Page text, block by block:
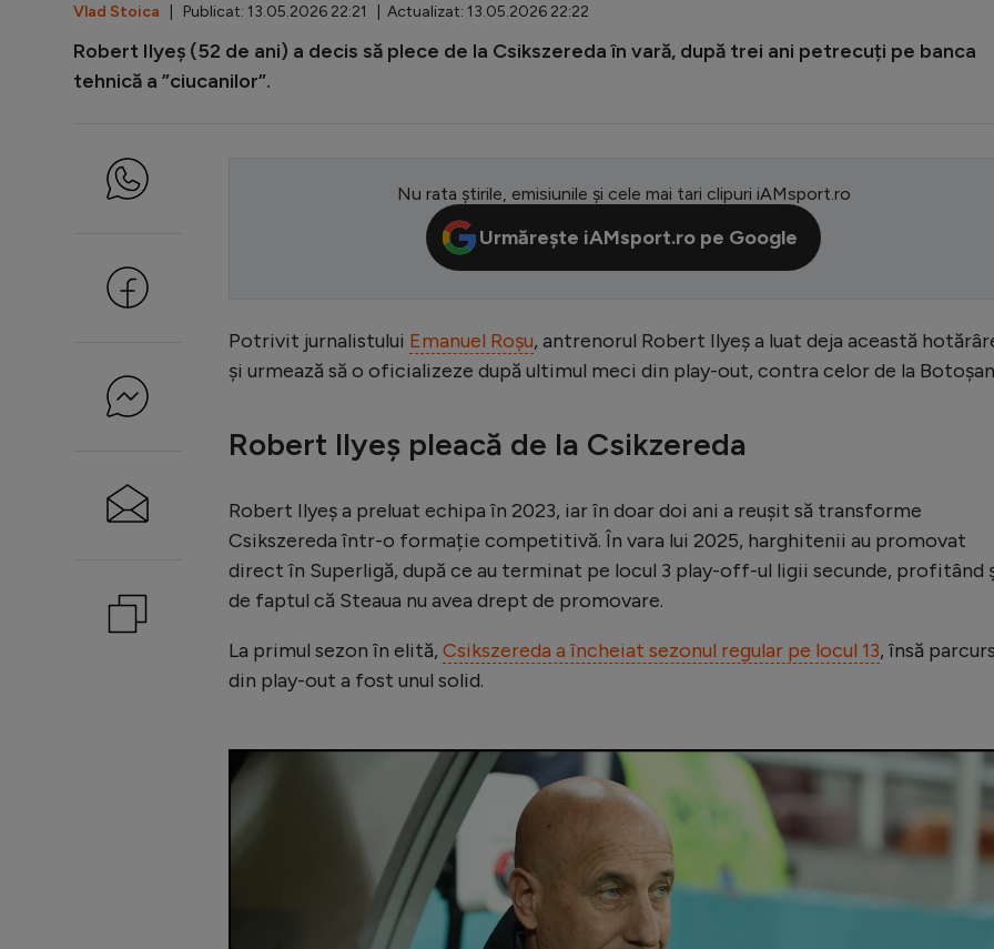
Vlad Stoica | Publicat: 13.05.2026 22:21 | Actualizat: 13.05.2026 22:22
Robert Ilyeș (52 de ani) a decis să plece de la Csikszereda în vară, după trei ani petrecuți pe banca
tehnică a ”ciucanilor”.
Nu rata știrile, emisiunile și cele mai tari clipuri iAMsport.ro
Urmărește iAMsport.ro pe Google
Potrivit jurnalistului Emanuel Roșu, antrenorul Robert Ilyeș a luat deja această
și urmează să o oficializeze după ultimul meci din play-out, contra celor de la
Robert Ilyeș pleacă de la Csikzereda
Robert Ilyeș a preluat echipa în 2023, iar în doar doi ani a reușit să transforme
Csikszereda într-o formație competitivă. În vara lui 2025, harghitenii au promovat
direct în Superligă, după ce au terminat pe locul 3 play-off-ul ligii secunde, profitând
de faptul că Steaua nu avea drept de promovare.
La primul sezon în elită, Csikszereda a încheiat sezonul regular pe locul 13, însă
din play-out a fost unul solid.